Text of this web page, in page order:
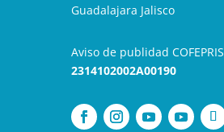
Guadalajara Jalisco
Aviso de publidad COFEPRIS
2314102002A00190